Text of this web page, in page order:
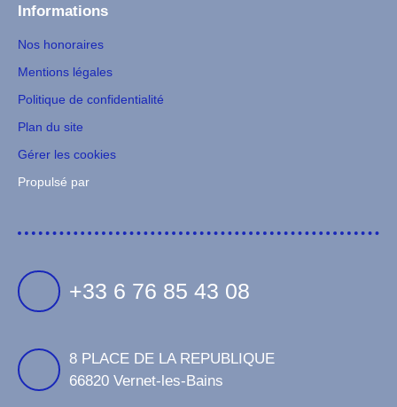
Informations
Nos honoraires
Mentions légales
Politique de confidentialité
Plan du site
Gérer les cookies
Propulsé par
+33 6 76 85 43 08
8 PLACE DE LA REPUBLIQUE
66820 Vernet-les-Bains